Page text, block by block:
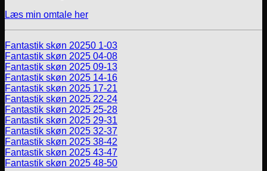
Læs min omtale her
Fantastik skøn 20250 1-03
Fantastik skøn 2025 04-08
Fantastik skøn 2025 09-13
Fantastik skøn 2025 14-16
Fantastik skøn 2025 17-21
Fantastik skøn 2025 22-24
Fantastik skøn 2025 25-28
Fantastik skøn 2025 29-31
Fantastik skøn 2025 32-37
Fantastik skøn 2025 38-42
Fantastik skøn 2025 43-47
Fantastik skøn 2025 48-50